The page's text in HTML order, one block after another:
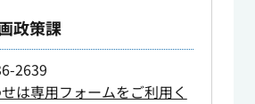
政策課
2639
は専用フォームをご利用く